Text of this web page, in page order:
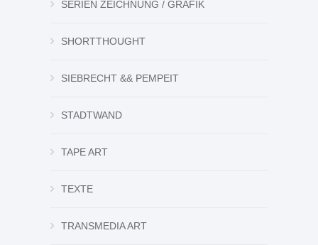
SERIEN ZEICHNUNG / GRAFIK
SHORTTHOUGHT
SIEBRECHT && PEMPEIT
STADTWAND
TAPE ART
TEXTE
TRANSMEDIA ART